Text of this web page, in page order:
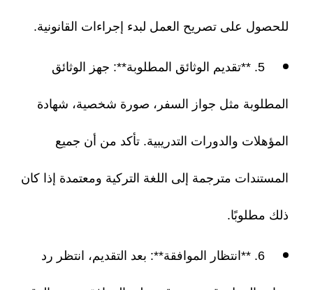
للحصول على تصريح العمل لبدء إجراءات القانونية.
5. **تقديم الوثائق المطلوبة**: جهز الوثائق
المطلوبة مثل جواز السفر، صورة شخصية، شهادة
المؤهلات والدورات التدريبية. تأكد من أن جميع
المستندات مترجمة إلى اللغة التركية ومعتمدة إذا كان
ذلك مطلوبًا.
6. **انتظار الموافقة**: بعد التقديم، انتظر رد